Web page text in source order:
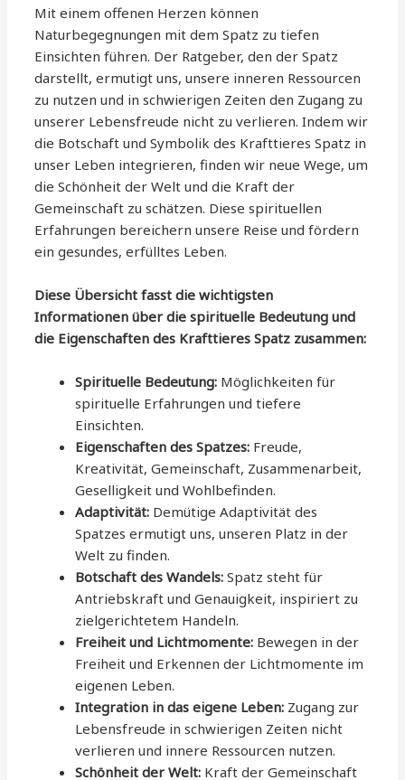
Mit einem offenen Herzen können
Naturbegegnungen mit dem Spatz zu tiefen
Einsichten führen. Der Ratgeber, den der Spatz
darstellt, ermutigt uns, unsere inneren Ressourcen
zu nutzen und in schwierigen Zeiten den Zugang zu
unserer Lebensfreude nicht zu verlieren. Indem wir
die Botschaft und Symbolik des Krafttieres Spatz in
unser Leben integrieren, finden wir neue Wege, um
die Schönheit der Welt und die Kraft der
Gemeinschaft zu schätzen. Diese spirituellen
Erfahrungen bereichern unsere Reise und fördern
ein gesundes, erfülltes Leben.
Diese Übersicht fasst die wichtigsten
Informationen über die spirituelle Bedeutung und
die Eigenschaften des Krafttieres Spatz zusammen:
Spirituelle Bedeutung: Möglichkeiten für
spirituelle Erfahrungen und tiefere
Einsichten.
Eigenschaften des Spatzes: Freude,
Kreativität, Gemeinschaft, Zusammenarbeit,
Geselligkeit und Wohlbefinden.
Adaptivität: Demütige Adaptivität des
Spatzes ermutigt uns, unseren Platz in der
Welt zu finden.
Botschaft des Wandels: Spatz steht für
Antriebskraft und Genauigkeit, inspiriert zu
zielgerichtetem Handeln.
Freiheit und Lichtmomente: Bewegen in der
Freiheit und Erkennen der Lichtmomente im
eigenen Leben.
Integration in das eigene Leben: Zugang zur
Lebensfreude in schwierigen Zeiten nicht
verlieren und innere Ressourcen nutzen.
Schönheit der Welt: Kraft der Gemeinschaft